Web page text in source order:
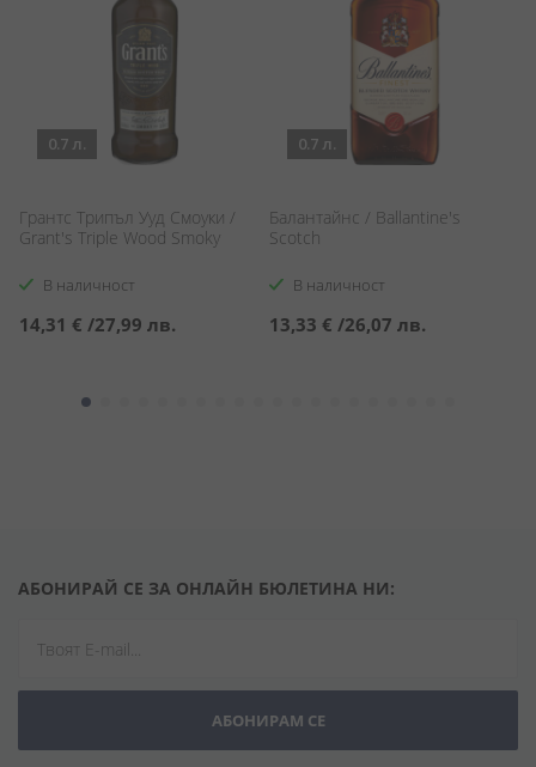
0.7 л.
Грантс Трипъл Ууд Смоуки /
Grant's Triple Wood Smoky
В наличност
14,31 € /27,99 лв.
0.7 л.
Балантайнс / Ballantine's
Scotch
В наличност
13,33 € /26,07 лв.
АБОНИРАЙ СЕ ЗА ОНЛАЙН БЮЛЕТИНА НИ:
АБОНИРАМ СЕ